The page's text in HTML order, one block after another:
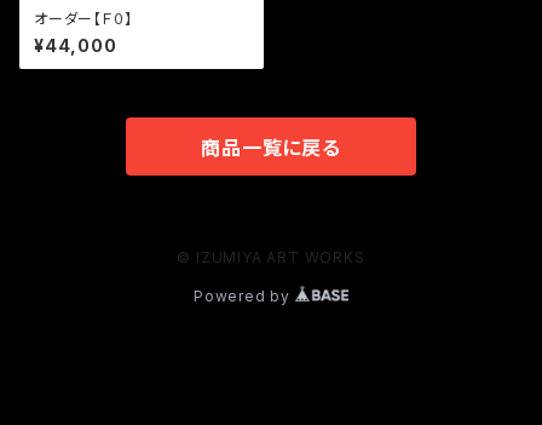
オーダー【Ｆ０】
¥44,000
商品一覧に戻る
© IZUMIYA ART WORKS
Powered by